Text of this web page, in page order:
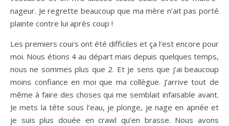
nageur. Je regrette beaucoup que ma mère n’ait pas porté
plainte contre lui après coup !
Les premiers cours ont été difficiles et ça l’est encore pour
moi. Nous étions 4 au départ mais depuis quelques temps,
nous ne sommes plus que 2. Et je sens que j’ai beaucoup
moins confiance en moi que ma collègue. J’arrive tout de
même à faire des choses qui me semblait infaisable avant.
Je mets la tête sous l’eau, je plonge, je nage en apnée et
je suis plus douée en crawl qu’en brasse. Nous avons